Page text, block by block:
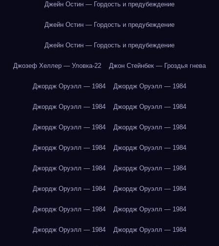
Джейн Остин — Гордость и предубеждение
Джейн Остин — Гордость и предубеждение
Джейн Остин — Гордость и предубеждение
Джозеф Хеллер — Уловка-22 Джон Стейнбек — Гроздья гнева
Джордж Оруэлл — 1984 Джордж Оруэлл — 1984
Джордж Оруэлл — 1984 Джордж Оруэлл — 1984
Джордж Оруэлл — 1984 Джордж Оруэлл — 1984
Джордж Оруэлл — 1984 Джордж Оруэлл — 1984
Джордж Оруэлл — 1984 Джордж Оруэлл — 1984
Джордж Оруэлл — 1984 Джордж Оруэлл — 1984
Джордж Оруэлл — 1984 Джордж Оруэлл — 1984
Джордж Оруэлл — 1984 Джордж Оруэлл — 1984